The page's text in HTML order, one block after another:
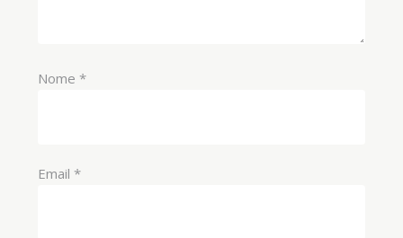
Nome *
Email *